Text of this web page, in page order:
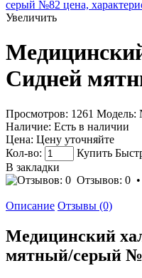
Увеличить
Сидней
Просмотров: 1261 Модель:
Наличие: Есть в наличии
Цена: Цену уточняйте
Кол-во:
Купить
В закладки
Отзывов: 0 •
Описание Отзывы (0)
Медицинский
мятный/серый